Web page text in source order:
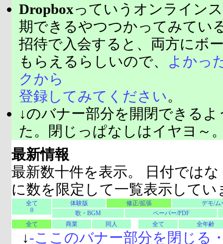
Dropboxっていうオンライン
期できるやつつかってみてい
招待で入会すると、両方にボ
もらえるらしいので、
よかっ
クから
登録してみてください。
↓のバナー部分を開閉できる
た。閉じっぱなしはイヤヨ～
最新情報
最新数十件を表示。 日付では
に数を限定して一覧表示してい
全て
0
体験版 修正/拡張
デモ/ム
歌・BGM
ペーパー/PDF
全て
商業 同人 全て 全年齢
↓-ここのバナー部分を閉じる